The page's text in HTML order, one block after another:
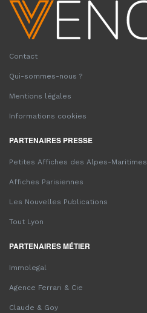
Contact
Qui-sommes-nous ?
Mentions légales
Informations cookies
PARTENAIRES PRESSE
Petites Affiches des Alpes-Maritimes
Affiches Parisiennes
Les Nouvelles Publications
Tout Lyon
PARTENAIRES MÉTIER
Immolegal
Agence Ferrari & Cie
Claude & Goy